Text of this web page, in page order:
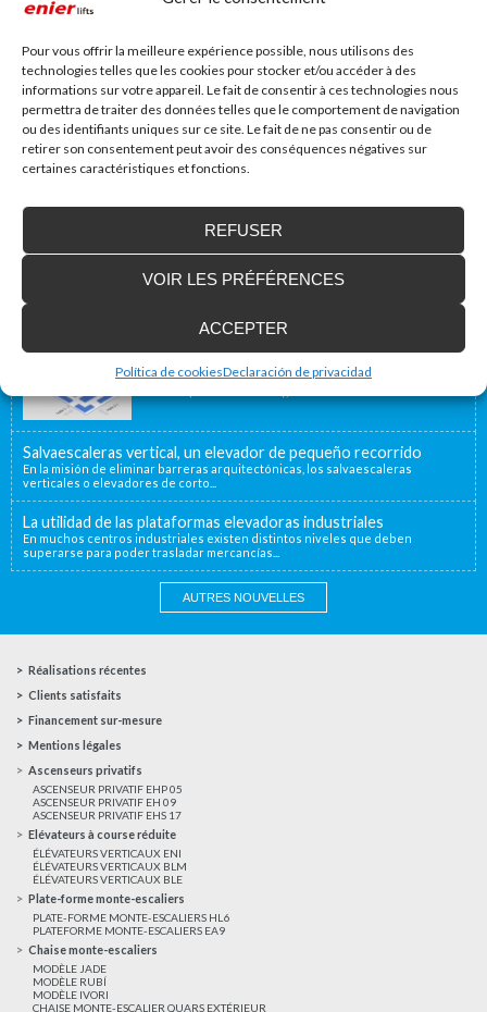
Pour vous offrir la meilleure expérience possible, nous utilisons des
technologies telles que les cookies pour stocker et/ou accéder à des
informations sur votre appareil. Le fait de consentir à ces technologies nous
permettra de traiter des données telles que le comportement de navigation
ou des identifiants uniques sur ce site. Le fait de ne pas consentir ou de
retirer son consentement peut avoir des conséquences négatives sur
certaines caractéristiques et fonctions.
ACCEPTER
REFUSER
VOIR LES PRÉFÉRENCES
Política de cookiesDeclaración de privacidad
Nous installons des plates-formes élévatrices
pour les personnes à mobilité réduite, y
compris en France
Notre emplacement géographique proche de la
Del 13 al 16 de Octubre Enier estará presente en
Salvaescaleras vertical, un elevador de pequeño recorrido
En la misión de eliminar barreras arquitectónicas, los salvaescaleras
verticales o elevadores de corto...
La utilidad de las plataformas elevadoras industriales
En muchos centros industriales existen distintos niveles que deben
superarse para poder trasladar mercancías...
AUTRES NOUVELLES
Réalisations récentes
Clients satisfaits
Financement sur-mesure
Mentions légales
Ascenseurs privatifs
ASCENSEUR PRIVATIF EHP 05
ASCENSEUR PRIVATIF EH 09
ASCENSEUR PRIVATIF EHS 17
Elévateurs à course réduite
ÉLÉVATEURS VERTICAUX ENI
ÉLÉVATEURS VERTICAUX BLM
ÉLÉVATEURS VERTICAUX BLE
Plate-forme monte-escaliers
PLATE-FORME MONTE-ESCALIERS HL6
PLATEFORME MONTE-ESCALIERS EA9
Chaise monte-escaliers
MODÈLE JADE
MODÈLE RUBÍ
MODÈLE IVORI
CHAISE MONTE-ESCALIER QUARS EXTÉRIEUR